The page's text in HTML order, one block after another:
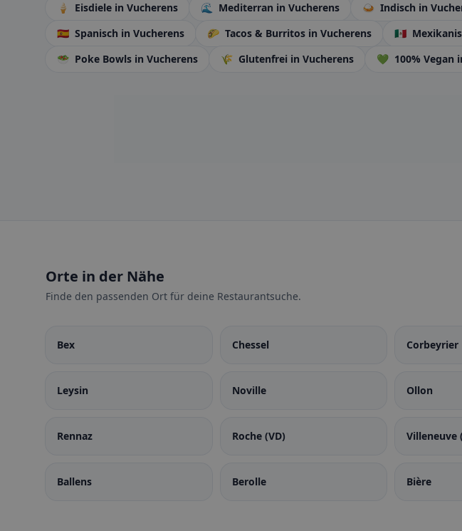
🍦
Eisdiele in Vucherens 🌊 Mediterran in Vucherens 🍛 Indisch in
🇪🇸 Spanisch in Vucherens 🌮 Tacos & Burritos in Vucherens 🇲🇽
🥗 Poke Bowls in Vucherens 🌾 Glutenfrei in Vucherens 💚 100% Vegan
Orte in der Nähe
Finde den passenden Ort für deine Restaurantsuche.
Bex Chessel Corbeyrier
Leysin Noville Ollon
Rennaz Roche (VD) Villeneuve
Ballens Berolle Bière